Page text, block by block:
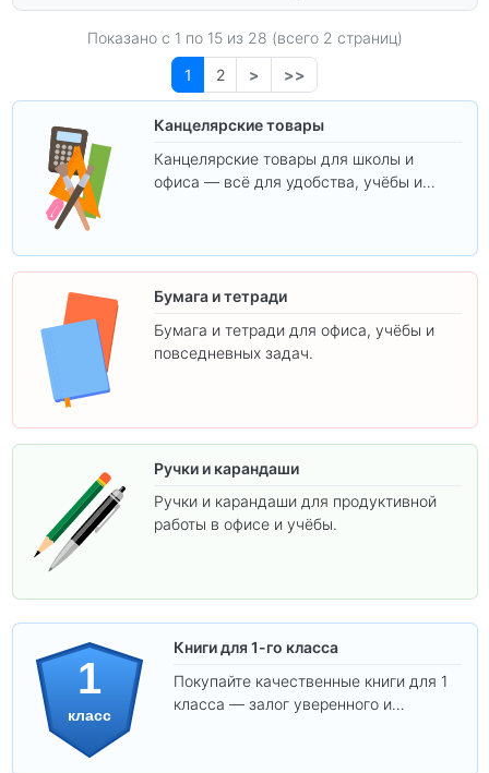
Показано с 1 по 15из 28 (всего 2 страниц)
1
2 > >>
Канцелярские товары
Канцелярские товары для школы и
офиса — всё для удобства, учёбы и
Бумага и тетради
Бумага и тетради для офиса, учёбы и
повседневных задач.
Ручки и карандаши
Ручки и карандаши для продуктивной
работы в офисе и учёбы.
1
класс
Книги для 1-го класса
Покупайте качественные книги для 1
класса — залог уверенного и